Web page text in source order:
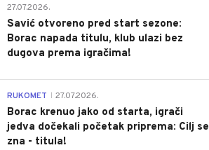
27.07.2026.
Savić otvoreno pred start sezone:
Borac napada titulu, klub ulazi bez
dugova prema igračima!
RUKOMET 27.07.2026.
Borac krenuo jako od starta, igrači
jedva dočekali početak priprema: Cilj se
zna - titula!